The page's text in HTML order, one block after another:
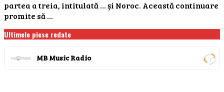
partea a treia, intitulată … și Noroc. Această continuare
promite să ...
Ultimele piese redate
MB Music Radio